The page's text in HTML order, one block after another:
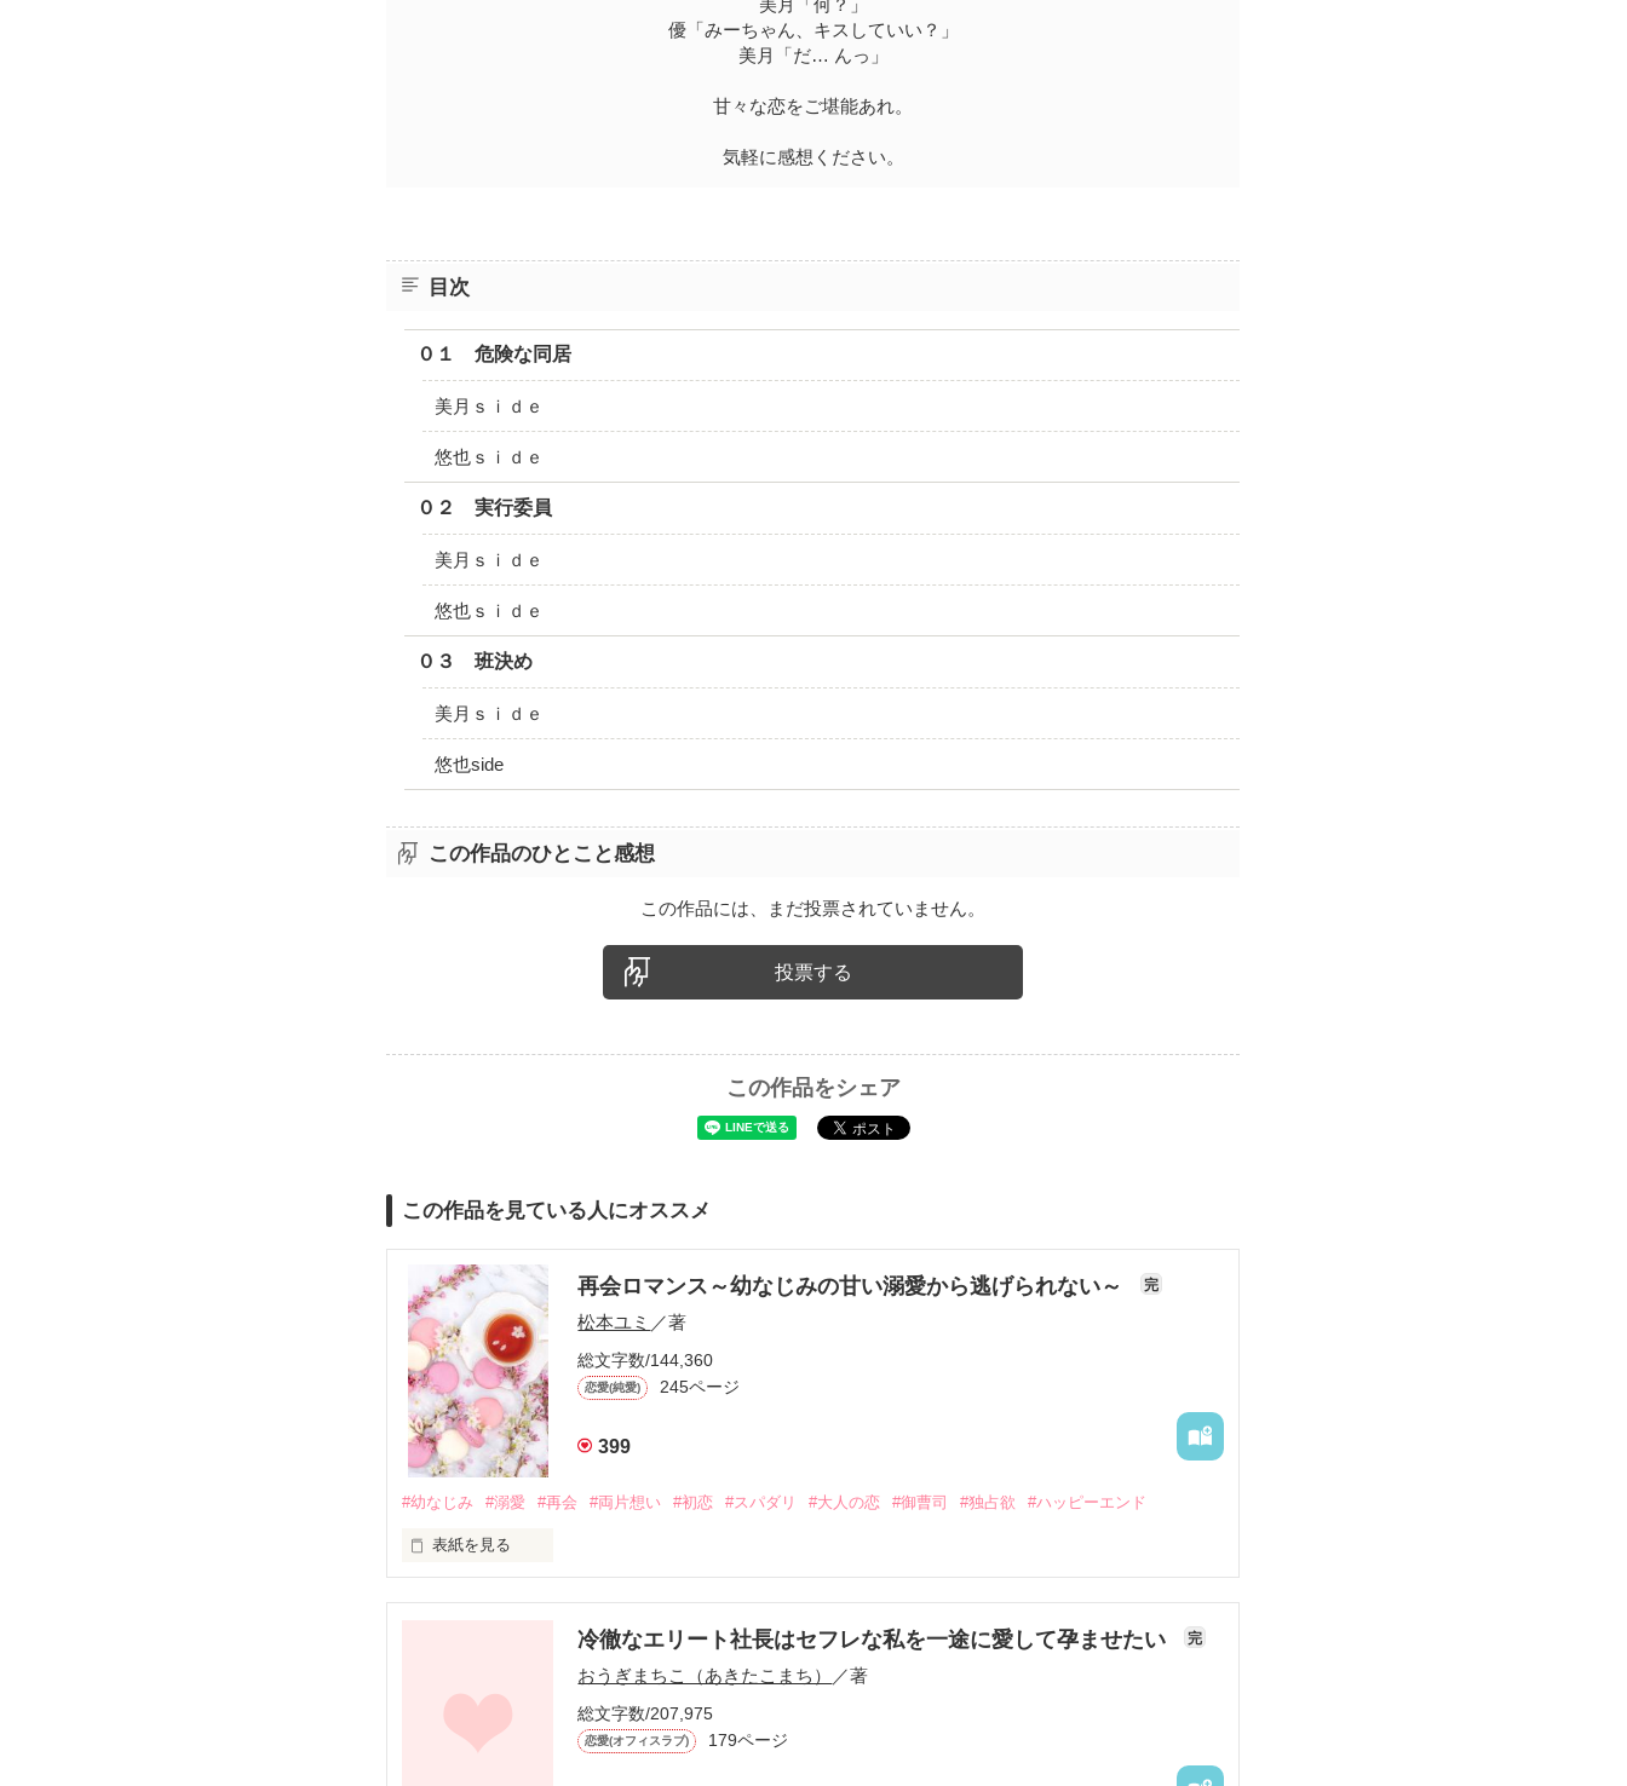
優「みーちゃん、キスしていい？」
美月「だ… んっ」
甘々な恋をご堪能あれ。
気軽に感想ください。
目次
０１ 危険な同居
美月ｓｉｄｅ
悠也ｓｉｄｅ
０２ 実行委員
美月ｓｉｄｅ
悠也ｓｉｄｅ
０３ 班決め
美月ｓｉｄｅ
悠也side
この作品のひとこと感想
この作品には、まだ投票されていません。
投票する
この作品をシェア
この作品を見ている人にオススメ
再会ロマンス～幼なじみの甘い溺愛から逃げられない～ 完
松本ユミ ／著
総文字数/144,360
恋愛(純愛) 245ページ
399
#幼なじみ #溺愛 #再会 #両片想い #初恋 #スパダリ #大人の恋 #御曹司 #独占欲 #ハッピーエンド
表紙を見る
幼なじみの哲平に淡い恋心を抱いていた美桜。
しかし、ある出来事をきっかけに二人の関係は壊れてしまう。
関係修復もできないまま、美桜は両親の離婚によって
引っ越すことになり、哲平とも離れ離れになった。
冷徹なエリート社長はセフレな私を一途に愛して孕ませたい 完
おうぎまちこ（あきたこまち） ／著
総文字数/207,975
恋愛(オフィスラブ) 179ページ